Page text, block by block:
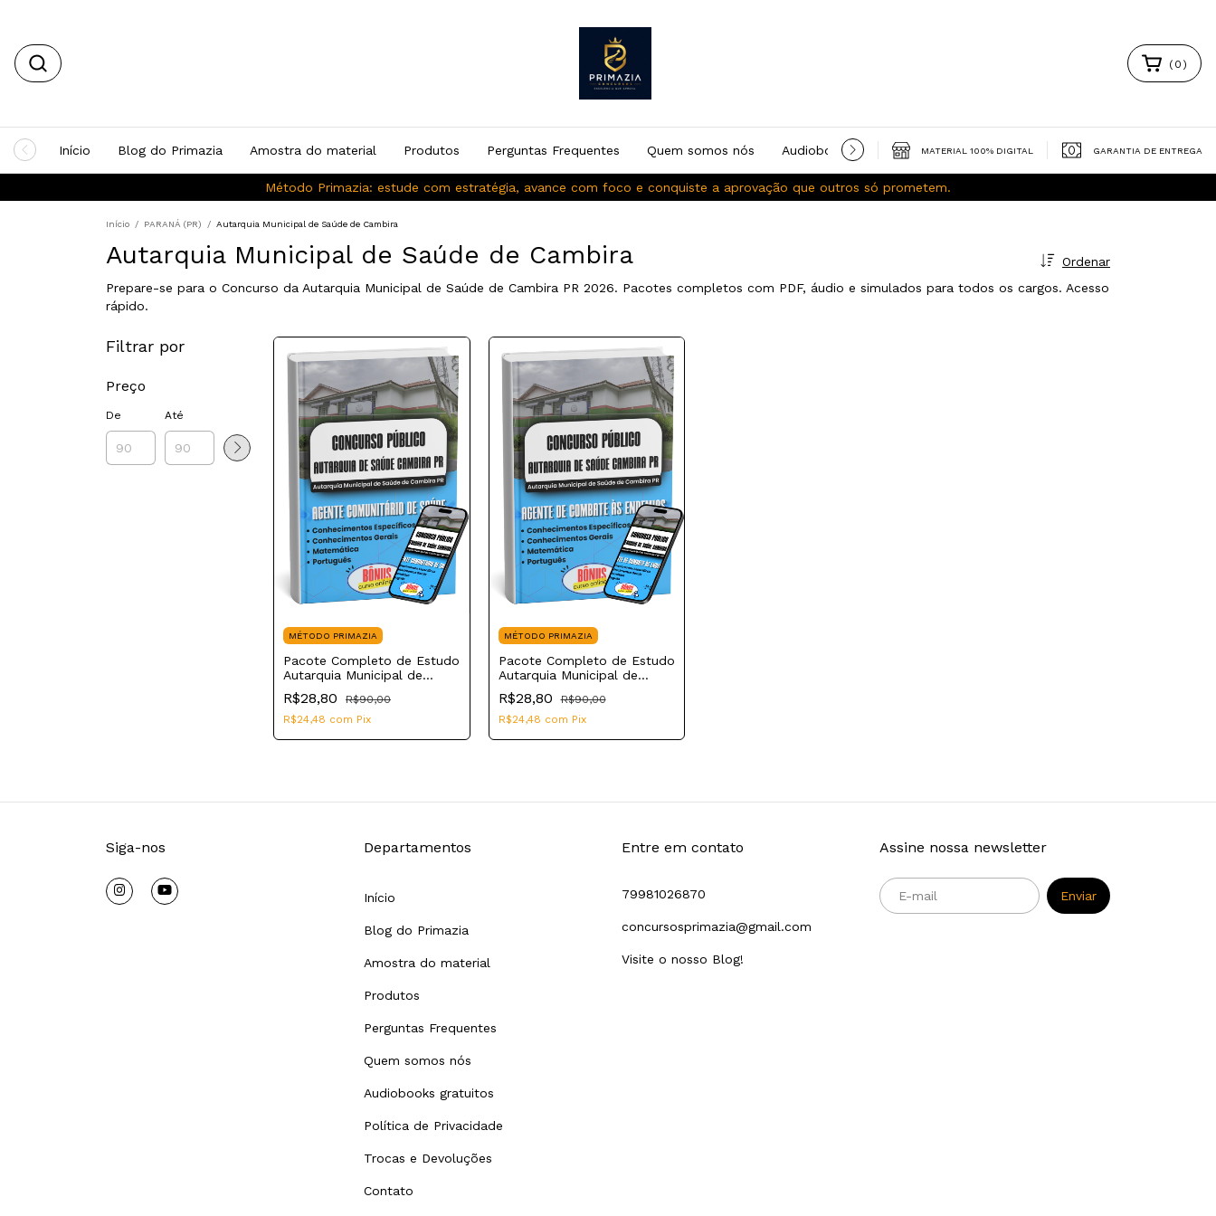
Método Primazia: estude com estratégia, avance com foco e conquiste a aprovação que outros só prometem.
( 0 )
Início Blog do Primazia Amostra do material Produtos Perguntas Frequentes Quem somos nós Audiobooks gratuitos Política de Privacidade Trocas e
MATERIAL 100% DIGITAL GARANTIA DE ENTREGA
Início / PARANÁ (PR) / Autarquia Municipal de Saúde de Cambira
Autarquia Municipal de Saúde de Cambira
Ordenar
Prepare-se para o Concurso da Autarquia Municipal de Saúde de Cambira PR 2026. Pacotes completos com PDF, áudio e simulados para todos os cargos. Acesso
rápido.
Filtrar por
Preço
De Até
MÉTODO PRIMAZIA
Pacote Completo de Estudo
Autarquia Municipal de
Saúde de Cambira PR 2026 |
Cargo: Agente Comunitário
de Saúde
R$28,80
R$90,00
R$24,48 com Pix
MÉTODO PRIMAZIA
Pacote Completo de Estudo
Autarquia Municipal de
Saúde de Cambira PR 2026 |
Cargo: Agente de Combate
às Endemias
R$28,80
R$90,00
R$24,48 com Pix
Siga-nos Departamentos
Início
Blog do Primazia
Amostra do material
Produtos
Perguntas Frequentes
Quem somos nós
Audiobooks gratuitos
Política de Privacidade
Trocas e Devoluções
Contato
Entre em contato
79981026870
concursosprimazia@gmail.com
Visite o nosso Blog!
Assine nossa newsletter